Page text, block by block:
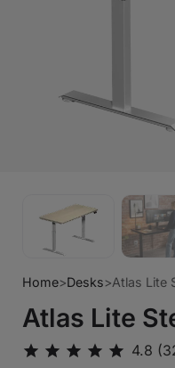
Home>Desks>Atlas Lite
Atlas Lite